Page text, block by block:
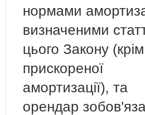
нормами
визначеними
цього Закону (крім
прискореної
амортизації), та
орендар